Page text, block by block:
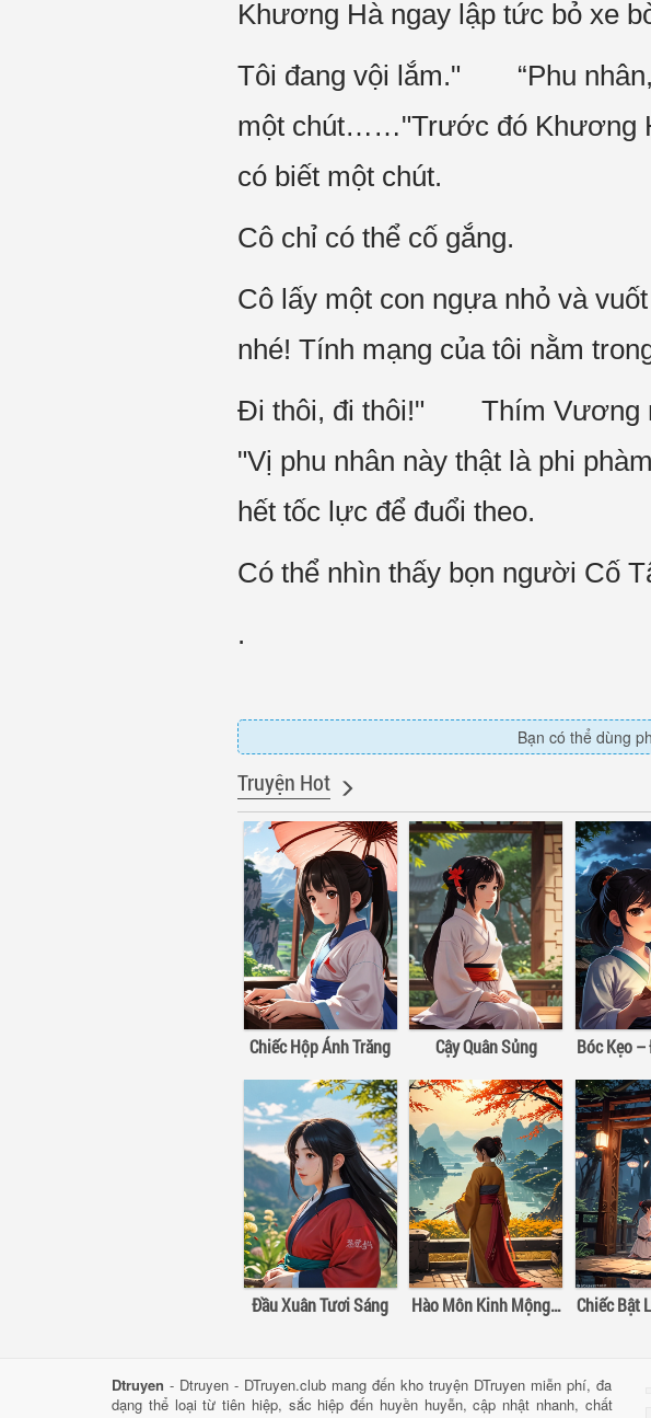
Khương Hà ngay lập tức bỏ xe
Tôi đang vội lắm." “Phu
một chút……"Trước đó Khương
có biết một chút.
Cô chỉ có thể cố gắng.
Cô lấy một con ngựa nhỏ và
nhé! Tính mạng của tôi nằm
Đi thôi, đi thôi!" Thím Vương
"Vị phu nhân này thật là phi
hết tốc lực để đuổi theo.
Có thể nhìn thấy bọn người Cố
.
Bạn có thể dùng
Truyện Hot
Chiếc Hộp Ánh Trăng Cậy Quân Sủng
Đầu Xuân Tươi Sáng Hào Môn Kinh Mộng III: Đừng Để Lỡ Nhau
Dtruyen - Dtruyen - DTruyen.club mang đến kho truyện DTruyen miễn phí, đa
dạng thể loại từ tiên hiệp, sắc hiệp đến huyền huyễn, cập nhật nhanh, chất